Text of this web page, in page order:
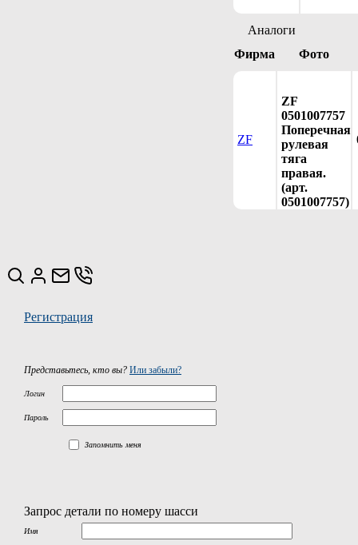
Аналоги
Фирма
Фото
ZF
ZF
0501007757
Поперечная
рулевая
тяга
правая.
(арт.
0501007757)
Регистрация
Представьтесь, кто вы? Или забыли?
Логин
Пароль
Запомнить меня
Запрос детали по номеру шасси
Имя